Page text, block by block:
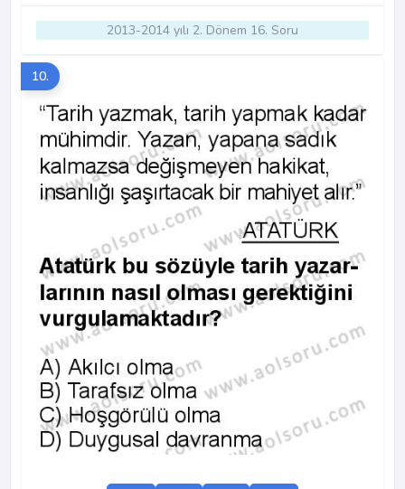
2013-2014 yılı 2. Dönem 16. Soru
10.